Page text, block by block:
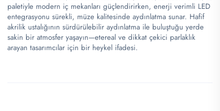
paletiyle modern iç mekanları güçlendirirken, enerji verimli LED
entegrasyonu sürekli, müze kalitesinde aydınlatma sunar. Hafif
akrilik ustalığının sürdürülebilir aydınlatma ile buluştuğu yerde
sakin bir atmosfer yaşayın—etereal ve dikkat çekici parlaklık
arayan tasarımcılar için bir heykel ifadesi.